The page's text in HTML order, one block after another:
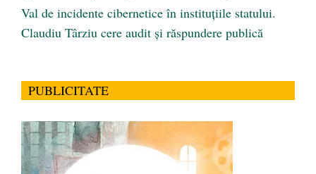
Val de incidente cibernetice în instituțiile statului.
Claudiu Târziu cere audit și răspundere publică
PUBLICITATE